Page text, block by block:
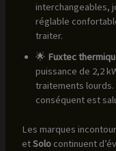
interchangeables,
réglable
traiter.
🌟 Fuxtec
puissance de 2,2
traitements lourds.
conséquent est
Les marques
etSolocontinuent